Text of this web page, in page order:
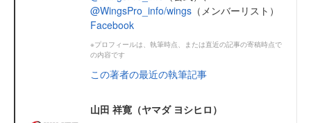
@WingsPro_info/wings （メンバーリスト）
Facebook
※プロフィールは、執筆時点、または直近の記事の寄稿時点で
の内容です
この著者の最近の執筆記事
山田 祥寛（ヤマダ ヨシヒロ）